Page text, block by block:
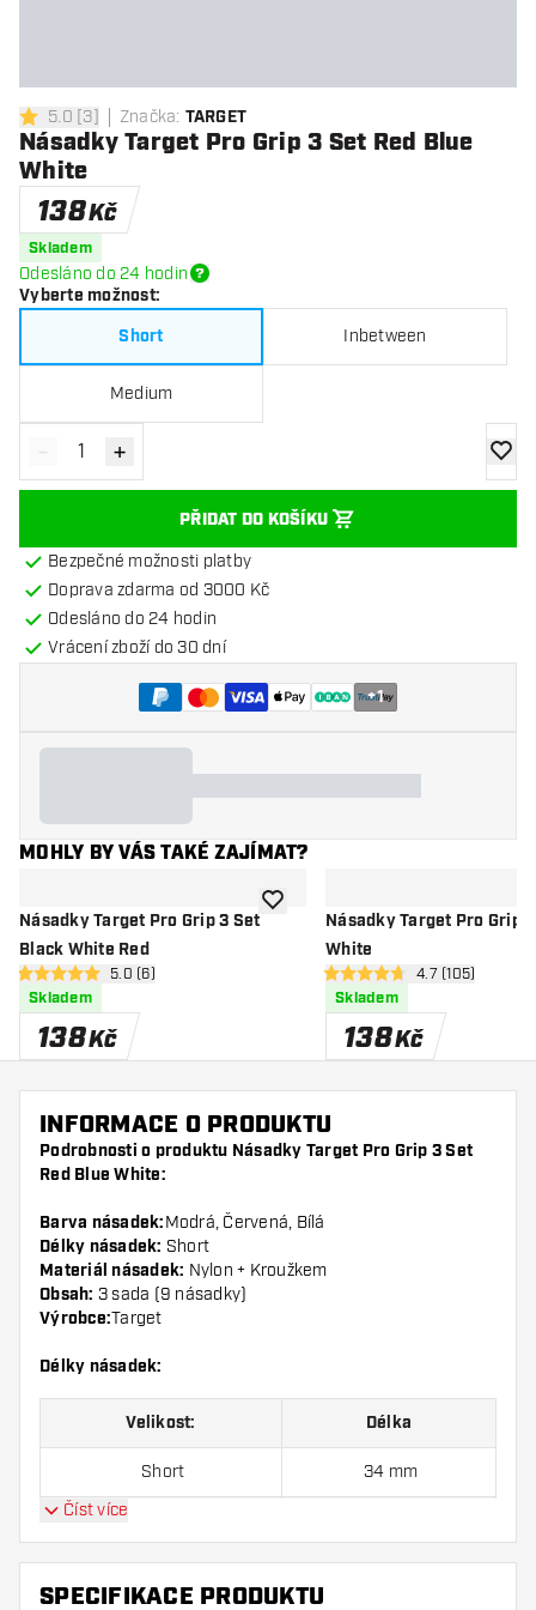
5 hodnoticí hvězdičky
5.0 [3] Značka: TARGET
Násadky Target Pro Grip 3 Set Red Blue
White
138Kč
Skladem
Odesláno do 24 hodin
Vyberte možnost:
Short
Inbetween
Medium
Snížit množství
- Zvýšit množství
+
PŘIDAT DO KOŠÍKU
Bezpečné možnosti platby
Doprava zdarma od 3000 Kč
Odesláno do 24 hodin
Vrácení zboží do 30 dní
+1
MOHLY BY VÁS TAKÉ ZAJÍMAT?
Násadky Target Pro Grip 3 Set
Black White Red
otevřít panel recenzí
5 hodnoticí hvězdičky
5.0 (6)
Skladem
138Kč
Přidat do seznamu přání
Násadky Target Pro Grip
White
otevřít panel
4.7 hodnoticí hvězdičky
4.7 (105)
Skladem
138Kč
INFORMACE O PRODUKTU
Podrobnosti o produktu Násadky Target Pro Grip 3 Set
Red Blue White:
Barva násadek:Modrá, Červená, Bílá
Délky násadek: Short
Materiál násadek: Nylon + Kroužkem
Obsah: 3 sada (9 násadky)
Výrobce:Target
Délky násadek:
Velikost: Délka
Short 34 mm
Inbetween
Medium 48 mm
Číst více
SPECIFIKACE PRODUKTU